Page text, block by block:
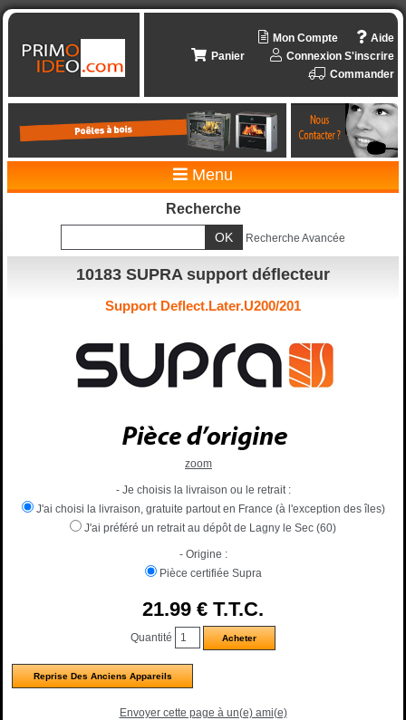
Aide
Mon Compte
Connexion S'inscrire
Panier
Commander
Menu
Recherche
Recherche Avancée
10183 SUPRA support déflecteur
Support Deflect.Later.U200/201
zoom
- Je choisis la livraison ou le retrait :
J'ai choisi la livraison, gratuite partout en France (à l'exception des îles)
J'ai préféré un retrait au dépôt de Lagny le Sec (60)
- Origine :
Pièce certifiée Supra
21.99 € T.T.C.
Quantité
Reprise Des Anciens Appareils
Envoyer cette page à un(e) ami(e)